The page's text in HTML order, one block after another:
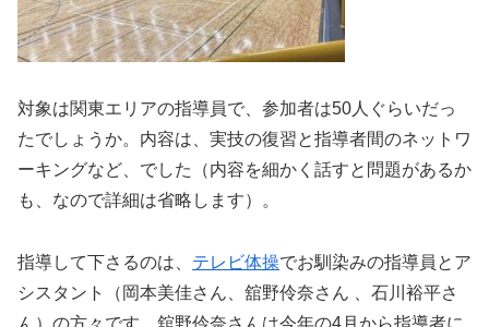
対象は関東エリアの指導員で、参加者は50人ぐらいだっ
たでしょうか。内容は、実技の復習と指導者間のネットワ
ーキングなど、でした（内容を細かく話すと問題があるか
も、なので詳細は省略します）。
指導して下さるのは、 テレビ体操でお馴染みの指導員とア
シスタント（岡本美佳さん、舘野伶奈さん 、石川裕平さ
ん）の方々です。舘野伶奈さんは今年の4月から指導者に